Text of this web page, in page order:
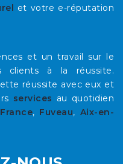
et votre e-réputation
et un travail sur le
à la réussite.
réussite avec eux et
services au quotidien
France, Fuveau, Aix-en-